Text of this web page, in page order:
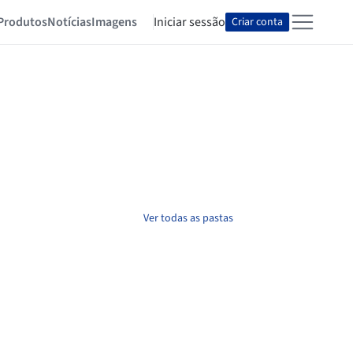
NotíciasImagens Iniciar sessão Criar conta
Ver todas as pastas